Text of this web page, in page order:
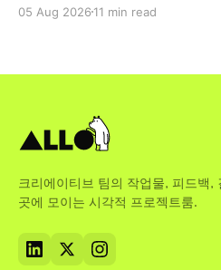
05 Aug 2026 11 min read
크리에이티브 팀의 작업물, 피드백,
곳에 모이는 시각적 프로젝트룸.